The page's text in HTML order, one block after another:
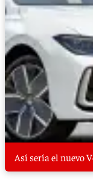
Así sería el nuevo